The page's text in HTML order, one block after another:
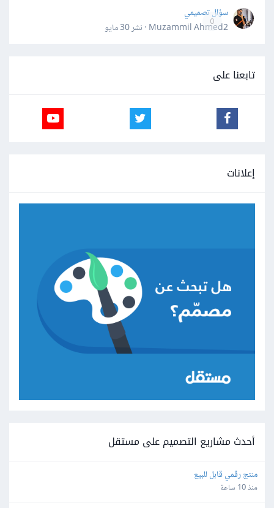
0
سؤال تصميمي
Muzammil Ahmed2 · نشر
30 مايو
تابعنا على
إعلانات
أحدث مشاريع التصميم على مستقل
منتج رقمي قابل للبيع
منذ 10 ساعة